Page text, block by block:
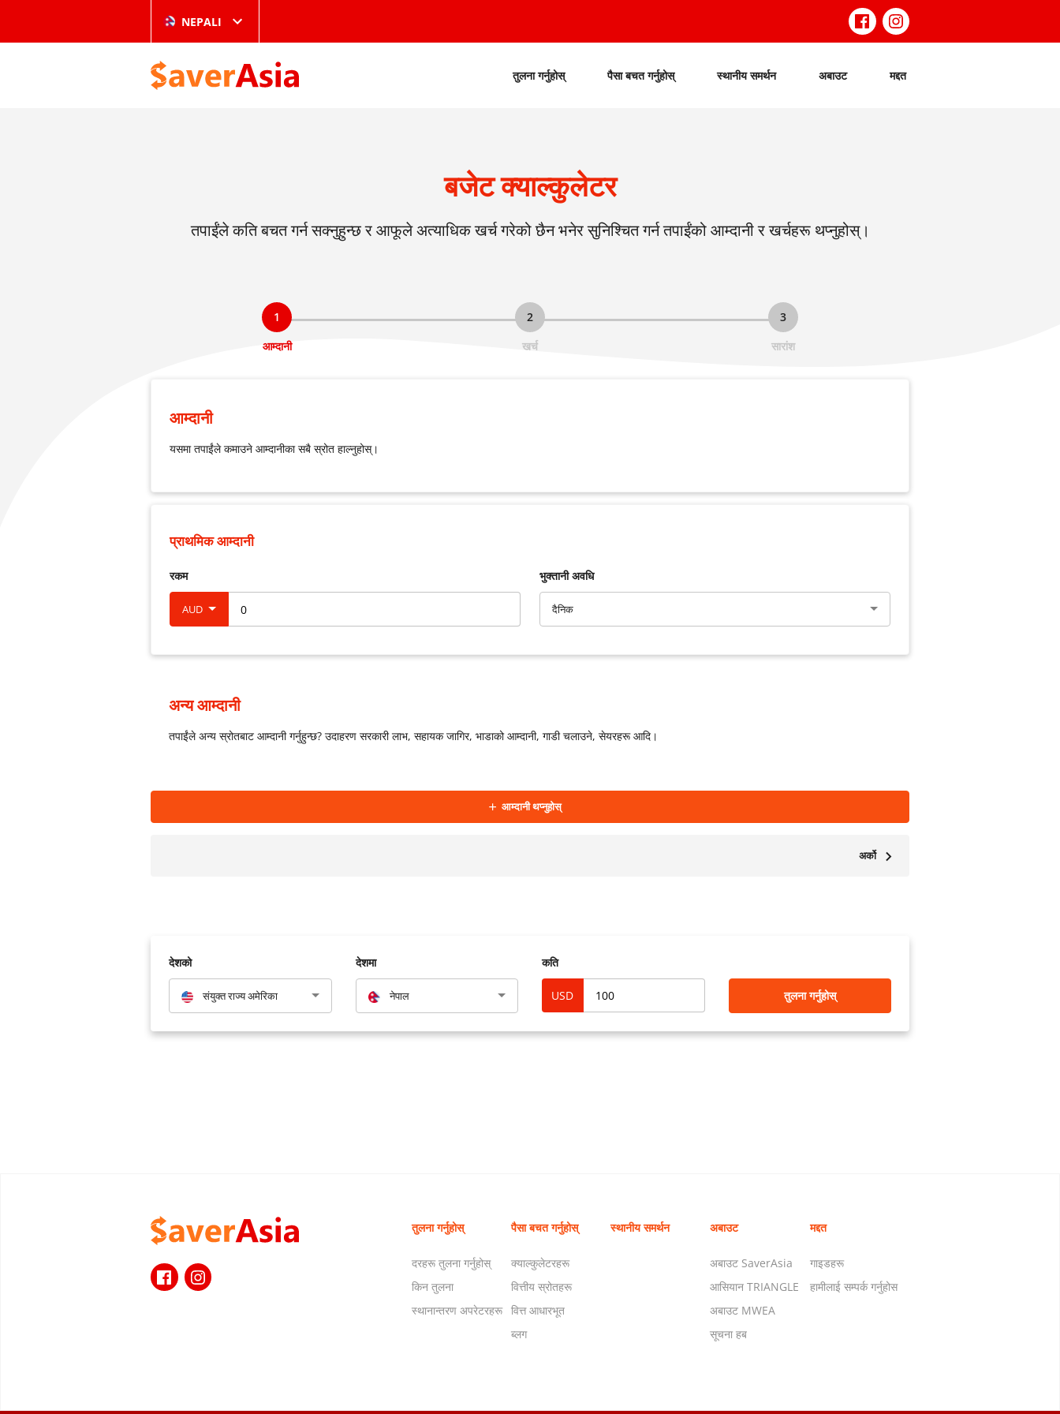
NEPALI
तुलना गर्नुहोस् पैसा बचत गर्नुहोस् स्थानीय समर्थन अबाउट मद्दत
बजेट क्याल्कुलेटर
तपाईंले कति बचत गर्न सक्नुहुन्छ र आफूले अत्याधिक खर्च गरेको छैन भनेर सुनिश्चित गर्न तपाईंको आम्दानी र खर्चहरू थप्नुहोस्।
आम्दानी
1
खर्च
2
सारांश
3
आम्दानी
यसमा तपाईंले कमाउने आम्दानीका सबै स्रोत हाल्नुहोस्।
प्राथमिक आम्दानी
रकम
AUD
भुक्तानी अवधि
दैनिक
अन्य आम्दानी
तपाईंले अन्य स्रोतबाट आम्दानी गर्नुहुन्छ? उदाहरण सरकारी लाभ, सहायक जागिर, भाडाको आम्दानी, गाडी चलाउने, सेयरहरू आदि।
आम्दानी थप्नुहोस्
अर्को
देशको
संयुक्त राज्य अमेरिका
देशमा
नेपाल
कति
USD तुलना गर्नुहोस्
तुलना गर्नुहोस्
दरहरू तुलना गर्नुहोस्
किन तुलना
स्थानान्तरण अपरेटरहरू
पैसा बचत गर्नुहोस्
क्याल्कुलेटरहरू
वित्तीय स्रोतहरू
वित्त आधारभूत
ब्लग
स्थानीय समर्थन अबाउट
अबाउट SaverAsia
आसियान TRIANGLE
अबाउट MWEA
सूचना हब
मद्दत
गाइडहरू
हामीलाई सम्पर्क गर्नुहोस